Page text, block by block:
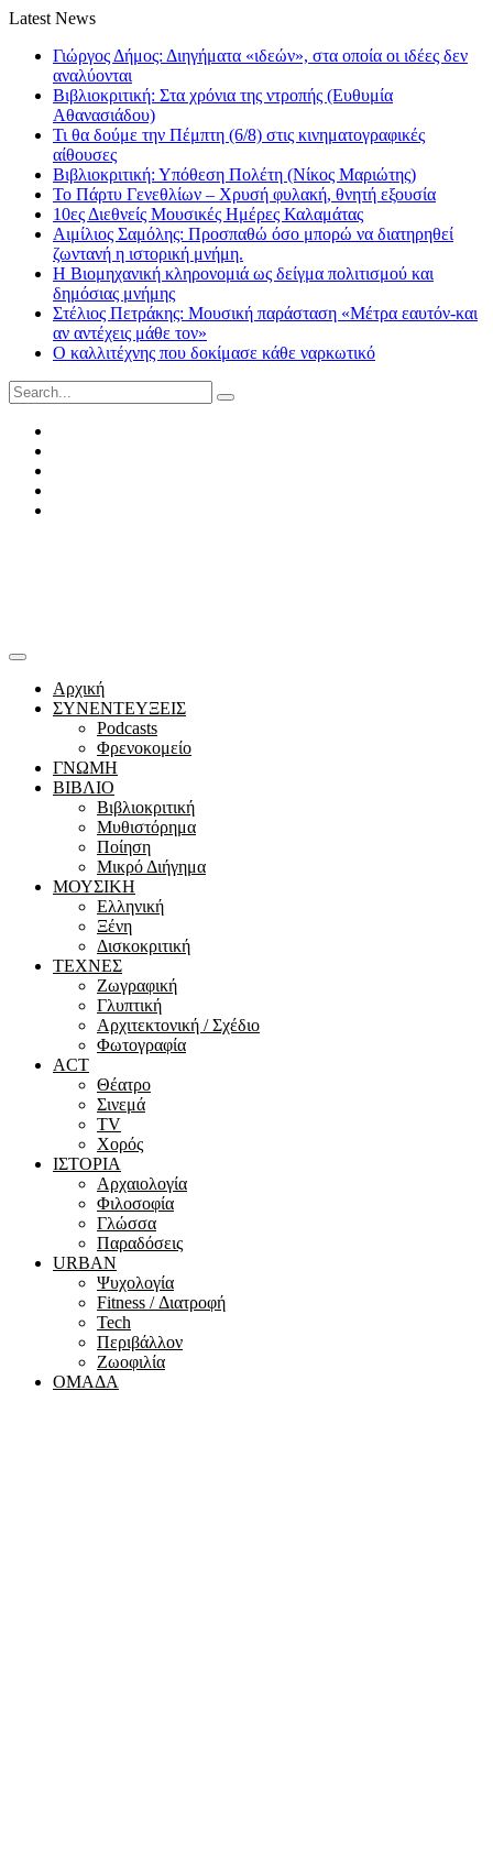
Latest News
Γιώργος Δήμος: Διηγήματα «ιδεών», στα οποία οι ιδέες δεν
αναλύονται
Βιβλιοκριτική: Στα χρόνια της ντροπής (Ευθυμία
Αθανασιάδου)
Τι θα δούμε την Πέμπτη (6/8) στις κινηματογραφικές
αίθουσες
Βιβλιοκριτική: Υπόθεση Πολέτη (Νίκος Μαριώτης)
Το Πάρτυ Γενεθλίων – Χρυσή φυλακή, θνητή εξουσία
10ες Διεθνείς Μουσικές Ημέρες Καλαμάτας
Αιμίλιος Σαμόλης: Προσπαθώ όσο μπορώ να διατηρηθεί
ζωντανή η ιστορική μνήμη.
Η Βιομηχανική κληρονομιά ως δείγμα πολιτισμού και
δημόσιας μνήμης
Στέλιος Πετράκης: Μουσική παράσταση «Μέτρα εαυτόν-και
αν αντέχεις μάθε τον»
Ο καλλιτέχνης που δοκίμασε κάθε ναρκωτικό
Search
for:
Αρχική
ΣΥΝΕΝΤΕΥΞΕΙΣ
Podcasts
Φρενοκομείο
ΓΝΩΜΗ
ΒΙΒΛΙΟ
Βιβλιοκριτική
Μυθιστόρημα
Ποίηση
Μικρό Διήγημα
ΜΟΥΣΙΚΗ
Ελληνική
Ξένη
Δισκοκριτική
ΤΕΧΝΕΣ
Ζωγραφική
Γλυπτική
Αρχιτεκτονική / Σχέδιο
Φωτογραφία
ACT
Θέατρο
Σινεμά
ΤV
Χορός
ΙΣΤΟΡΙΑ
Αρχαιολογία
Φιλοσοφία
Γλώσσα
Παραδόσεις
URBAN
Ψυχολογία
Fitness / Διατροφή
Tech
Περιβάλλον
Ζωοφιλία
ΟΜΑΔΑ